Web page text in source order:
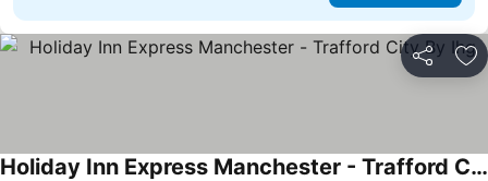
Compartir
Holiday Inn Express Manchester - Trafford City By Ihg